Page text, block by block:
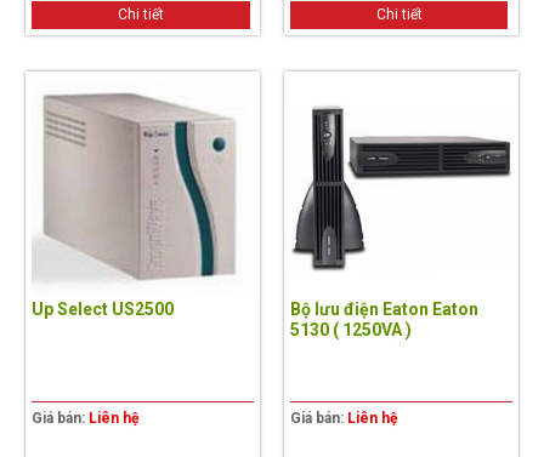
Chi tiết Chi tiết
Up Select US2500
Giá bán: Liên hệ
Bộ lưu điện Eaton Eaton
5130 ( 1250VA )
Giá bán: Liên hệ